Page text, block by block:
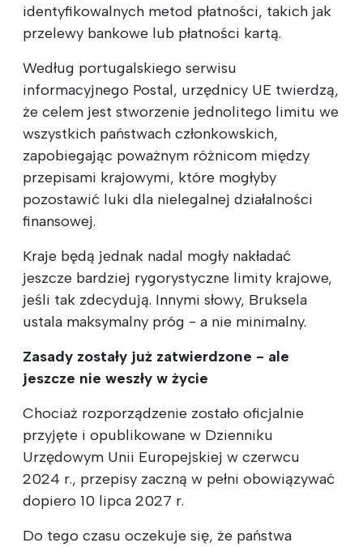
identyfikowalnych metod płatności, takich jak
przelewy bankowe lub płatności kartą.
Według portugalskiego serwisu
informacyjnego Postal, urzędnicy UE twierdzą,
że celem jest stworzenie jednolitego limitu we
wszystkich państwach członkowskich,
zapobiegając poważnym różnicom między
przepisami krajowymi, które mogłyby
pozostawić luki dla nielegalnej działalności
finansowej.
Kraje będą jednak nadal mogły nakładać
jeszcze bardziej rygorystyczne limity krajowe,
jeśli tak zdecydują. Innymi słowy, Bruksela
ustala maksymalny próg - a nie minimalny.
Zasady zostały już zatwierdzone - ale
jeszcze nie weszły w życie
Chociaż rozporządzenie zostało oficjalnie
przyjęte i opublikowane w Dzienniku
Urzędowym Unii Europejskiej w czerwcu
2024 r., przepisy zaczną w pełni obowiązywać
dopiero 10 lipca 2027 r.
Do tego czasu oczekuje się, że państwa